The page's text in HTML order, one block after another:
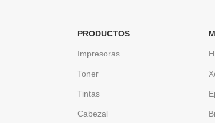
PRODUCTOS
Impresoras
Toner
Tintas
Cabezal